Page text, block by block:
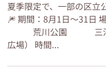
夏季限定で、一部の区立
🎆 期間：8月1日〜31
荒川公園 三河島
広場） 時間...